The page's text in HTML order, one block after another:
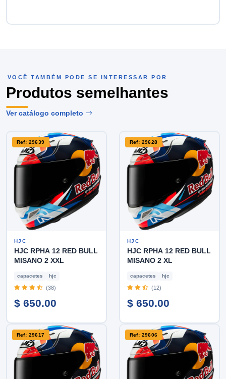
VOCÊ TAMBÉM PODE SE INTERESSAR POR
Produtos semelhantes
Ver catálogo completo
Ref: 29639
HJC
HJC RPHA 12 RED BULL
MISANO 2 XXL
capacetes hjc
(38)
$ 650.00
Ref: 29628
HJC
HJC RPHA 12 RED BULL
MISANO 2 XL
capacetes hjc
(12)
$ 650.00
Ref: 29617 Ref: 29606